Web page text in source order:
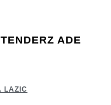
ADE
LAZIC